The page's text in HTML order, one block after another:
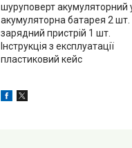
шуруповерт акумуляторний
акумуляторна батарея 2 шт.
зарядний пристрій 1 шт.
Інструкція з експлуатації
пластиковий кейс